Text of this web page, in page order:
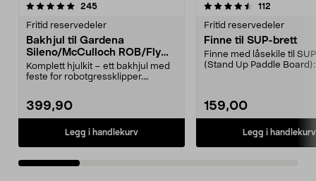
245anmeldelser
Fritid reservedeler
Bakhjul til Gardena
Sileno/McCulloch ROB/Flymo
Easilife
Komplett hjulkit – ett bakhjul med
feste for robotgressklipper.
399,90
Legg i handlekurv
4.5 av 5 stjerner 112
Fritid reservedeler
Finne til SUP-brett
Finne med låsekile til
(Stand Up Paddle Board):
159,00
Legg i handlekurv
5.0 av 5 stjerner